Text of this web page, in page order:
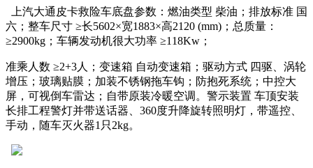
上汽大通皮卡救险车底盘参数：燃油类型 柴油；排放标准 国
六；整车尺寸 ≥长5602×宽1883×高2120 (mm)；总质量：
≥2900kg；车辆发动机很大功率 ≥118Kw；
准乘人数 ≥2+3人；变速箱 自动变速箱；驱动方式 四驱、涡轮
增压；玻璃贴膜；加装不锈钢拖车钩；防抱死系统；中控大
屏，可视倒车雷达；自带原装冷暖空调。警示装置 车顶安装
长排工程警灯并带送话器、360度升降旋转照明灯，带遥控、
手动，随车灭火器1只2kg。